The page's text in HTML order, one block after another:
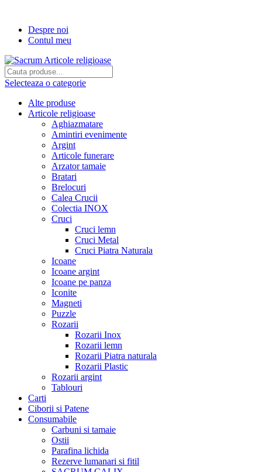
Despre noi
Contul meu
Selecteaza o categorie
Alte produse
Articole religioase
Aghiazmatare
Amintiri evenimente
Argint
Articole funerare
Arzator tamaie
Bratari
Brelocuri
Calea Crucii
Colectia INOX
Cruci
Cruci lemn
Cruci Metal
Cruci Piatra Naturala
Icoane
Icoane argint
Icoane pe panza
Iconite
Magneti
Puzzle
Rozarii
Rozarii Inox
Rozarii lemn
Rozarii Piatra naturala
Rozarii Plastic
Rozarii argint
Tablouri
Carti
Ciborii si Patene
Consumabile
Carbuni si tamaie
Ostii
Parafina lichida
Rezerve lumanari si fitil